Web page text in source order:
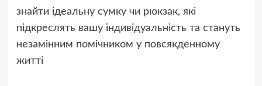
знайти ідеальну сумку чи рюкзак, які
підкреслять вашу індивідуальність та стануть
незамінним помічником у повсякденному
житті